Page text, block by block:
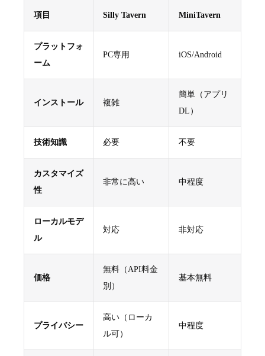
項目 Silly Tavern MiniTavern
プラットフォ
ーム
PC専用 iOS/Android
インストール 複雑
簡単（アプリ
DL）
技術知識 必要 不要
カスタマイズ
性
非常に高い 中程度
ローカルモデ
ル
対応 非対応
価格
無料（API料金
別）
基本無料
プライバシー
高い（ローカ
ル可）
中程度